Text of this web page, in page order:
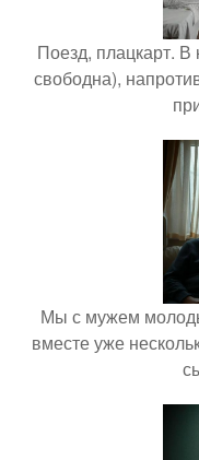
Поезд, плацкарт. В
свободна),
Мы с мужем
вместе уже